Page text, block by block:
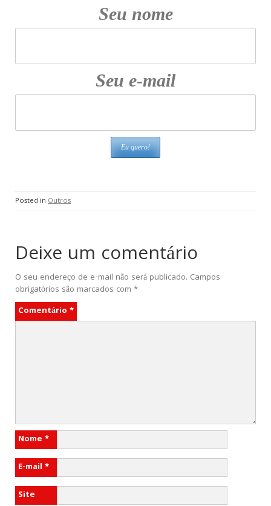
Seu nome
Seu e-mail
Posted in Outros
Deixe um comentário
O seu endereço de e-mail não será publicado. Campos
obrigatórios são marcados com *
Comentário *
Nome *
E-mail *
Site